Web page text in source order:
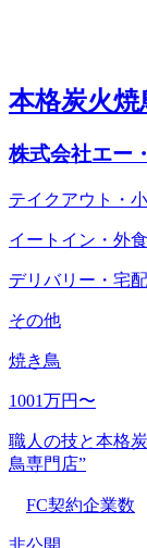
本格炭火
株式会社エー
テイクアウト・
イートイン・外食
デリバリー・宅配
その他
焼き鳥
1001万円〜
職人の技と本格
鳥専門店”
FC契約企業数